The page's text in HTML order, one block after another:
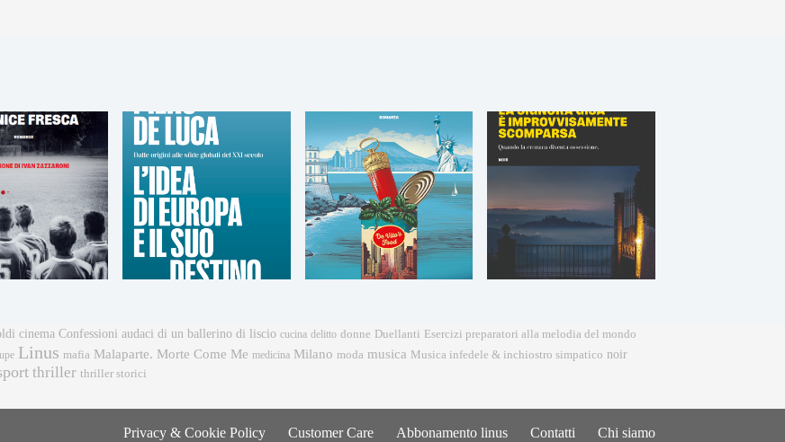
cinema Confessioni audaci di un ballerino di liscio cucina delitto donne Duellanti Esercizi preparatori alla melodia del mondo
Linus mafia Malaparte. Morte Come Me medicina Milano moda musica Musica infedele & inchiostro simpatico noir
thriller thriller storici
Privacy & Cookie Policy Customer Care Abbonamento linus Contatti Chi siamo